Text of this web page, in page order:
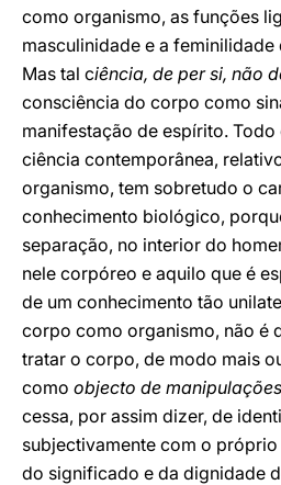
como organismo, as funções
masculinidade e a feminilidade
Mas tal ciência, de per si, não
consciência do corpo como
manifestação de espírito.
ciência contemporânea,
organismo, tem sobretudo o
conhecimento biológico,
separação, no interior do
nele corpóreo e aquilo que é
de um conhecimento tão
corpo como organismo, não é
tratar o corpo, de modo mais
como objecto de manipulações
cessa, por assim dizer, de
subjectivamente com o
do significado e da dignidade